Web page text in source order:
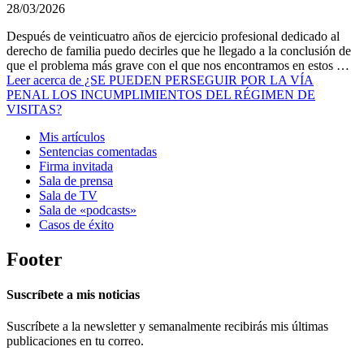
28/03/2026
Después de veinticuatro años de ejercicio profesional dedicado al
derecho de familia puedo decirles que he llegado a la conclusión de
que el problema más grave con el que nos encontramos en estos …
Leeracerca de ¿SE PUEDEN PERSEGUIR POR LA VÍA
PENAL LOS INCUMPLIMIENTOS DEL RÉGIMEN DE
VISITAS?
Mis artículos
Sentencias comentadas
Firma invitada
Sala de prensa
Sala de TV
Sala de «podcasts»
Casos de éxito
Footer
Suscríbete a mis noticias
Suscríbete a la newsletter y semanalmente recibirás mis últimas
publicaciones en tu correo.